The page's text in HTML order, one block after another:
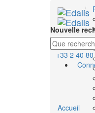
Nouvelle
+33 2 40
Accueil